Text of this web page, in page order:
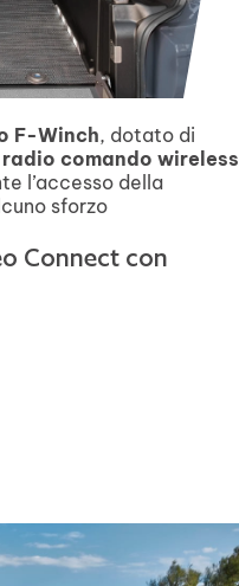
F-Winch, dotato di
radio comando wireless
l’accesso della
sforzo
Connect con